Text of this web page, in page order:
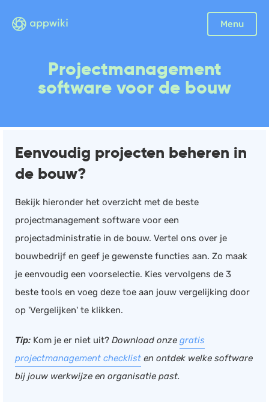
Menu
Sluiten
Facturatie
Aangifte
Incasso
Declaraties
CRM
Documentmanagement
Projectmanagement
Planning
Werkbonnen
Rittenregistratie
Projectmanagement
software voor de bouw
Eenvoudig projecten beheren in
de bouw?
Bekijk hieronder het overzicht met de beste
projectmanagement software voor een
projectadministratie in de bouw. Vertel ons over je
bouwbedrijf en geef je gewenste functies aan. Zo maak
je eenvoudig een voorselectie. Kies vervolgens de 3
beste tools en voeg deze toe aan jouw vergelijking door
op 'Vergelijken' te klikken.
Tip: Kom je er niet uit? Download onze gratis
projectmanagement checklist en ontdek welke software
bij jouw werkwijze en organisatie past.